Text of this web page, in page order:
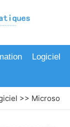
Logiciel
>> Microsoft